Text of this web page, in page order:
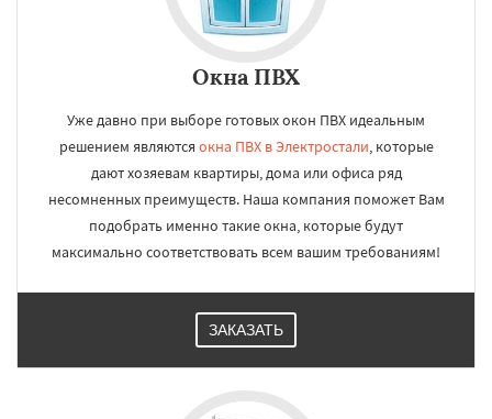
Окна ПВХ
Уже давно при выборе готовых окон ПВХ идеальным
решением являются окна ПВХ в Электростали, которые
дают хозяевам квартиры, дома или офиса ряд
несомненных преимуществ. Наша компания поможет Вам
подобрать именно такие окна, которые будут
максимально соответствовать всем вашим требованиям!
ЗАКАЗАТЬ